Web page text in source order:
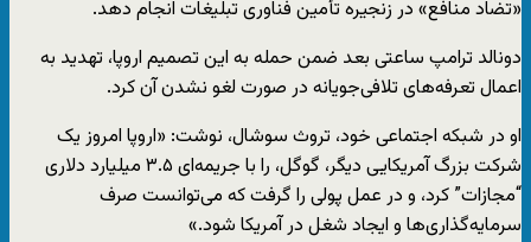
«تضاد منافع» در زنجیره تأمین فناوری تبلیغات انجام دهد.
دونالد ترامپ ساعتی بعد ضمن حمله به این تصمیم اروپا، تهدید به
اعمال تعرفه‌های تلافی‌جویانه در صورت لغو نشدن آن کرد.
او در شبکه اجتماعی خود، تروث سوشال، نوشت: «اروپا امروز یک
شرکت بزرگ آمریکایی دیگر، گوگل، را با جریمه‌ای ۳.۵ میلیارد دلاری
“مجازات” کرد، و در عمل پولی را گرفت که می‌توانست صرف
سرمایه‌گذاری‌ها و ایجاد شغل در آمریکا شود.»